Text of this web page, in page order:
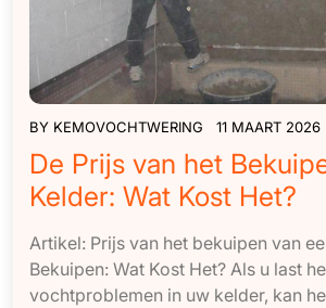
BY KEMOVOCHTWERING 11 MAART 2026
De Prijs van het
Kelder: Wat Kost Het?
Artikel: Prijs van het bekuipen van
Bekuipen: Wat Kost Het? Als u last
vochtproblemen in uw kelder, kan